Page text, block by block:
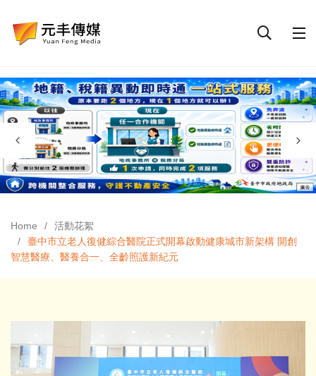
Home
活動花絮
臺中市立老人復健綜合醫院正式開幕啟動健康城市新架構 開創
智慧醫療、醫養合一、全齡照護新紀元